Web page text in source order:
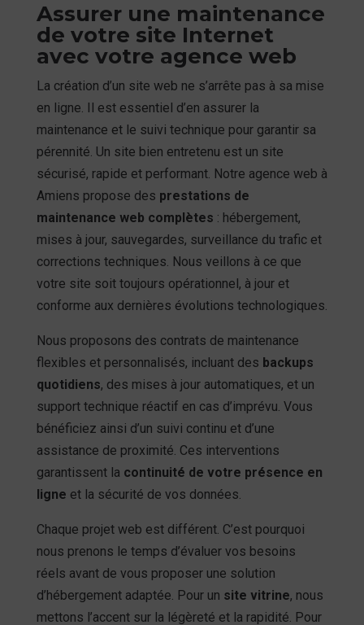
Assurer une maintenance
de votre site Internet
avec votre agence web
La création d’un site web ne s’arrête pas à sa mise
en ligne. Il est essentiel d’en assurer la
maintenance et le suivi technique pour garantir sa
pérennité. Un site bien entretenu est un site
sécurisé, rapide et performant. Notre agence web à
Amiens propose des prestations de
maintenance web complètes : hébergement,
mises à jour, sauvegardes, surveillance du trafic et
corrections techniques. Nous veillons à ce que
votre site soit toujours opérationnel, à jour et
conforme aux dernières évolutions technologiques.
Nous proposons des contrats de maintenance
flexibles et personnalisés, incluant des backups
quotidiens, des mises à jour automatiques, et un
support technique réactif en cas d’imprévu. Vous
bénéficiez ainsi d’un suivi continu et d’une
assistance de proximité. Ces interventions
garantissent la continuité de votre présence en
ligne et la sécurité de vos données.
Chaque projet web est différent. C’est pourquoi
nous prenons le temps d’évaluer vos besoins
réels avant de vous proposer une solution
d’hébergement adaptée. Pour un site vitrine, nous
mettons l’accent sur la légèreté et la rapidité. Pour